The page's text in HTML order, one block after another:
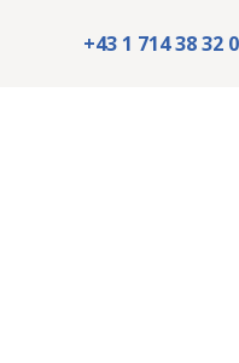
+43 1 714 38 32 0